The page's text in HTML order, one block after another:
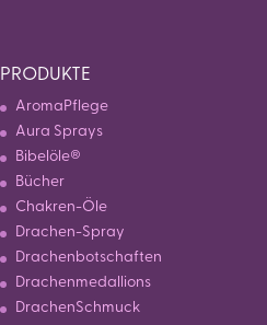
PRODUKTE
AromaPflege
Aura Sprays
Bibelöle®
Bücher
Chakren-Öle
Drachen-Spray
Drachenbotschaften
Drachenmedallions
DrachenSchmuck